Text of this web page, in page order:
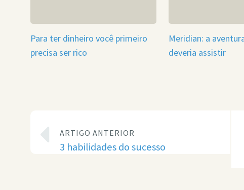
Para ter dinheiro você primeiro
precisa ser rico
Meridian: a
deveria assistir
ARTIGO ANTERIOR
3 habilidades do sucesso